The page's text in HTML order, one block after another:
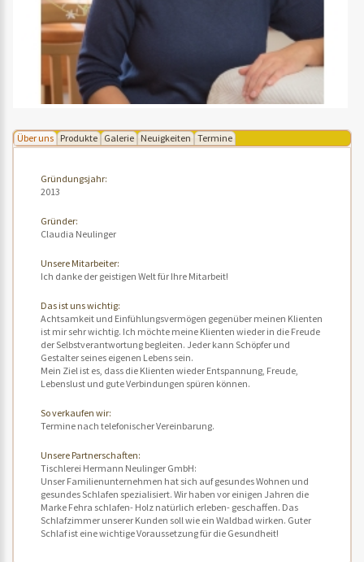
Über uns Produkte Galerie Neuigkeiten Termine
Gründungsjahr:
2013
Gründer:
Claudia Neulinger
Unsere Mitarbeiter:
Ich danke der geistigen Welt für Ihre Mitarbeit!
Das ist uns wichtig:
Achtsamkeit und Einfühlungsvermögen gegenüber meinen Klienten
ist mir sehr wichtig. Ich möchte meine Klienten wieder in die Freude
der Selbstverantwortung begleiten. Jeder kann Schöpfer und
Gestalter seines eigenen Lebens sein.
Mein Ziel ist es, dass die Klienten wieder Entspannung, Freude,
Lebenslust und gute Verbindungen spüren können.
So verkaufen wir:
Termine nach telefonischer Vereinbarung.
Unsere Partnerschaften:
Tischlerei Hermann Neulinger GmbH:
Unser Familienunternehmen hat sich auf gesundes Wohnen und
gesundes Schlafen spezialisiert. Wir haben vor einigen Jahren die
Marke Fehra schlafen- Holz natürlich erleben- geschaffen. Das
Schlafzimmer unserer Kunden soll wie ein Waldbad wirken. Guter
Schlaf ist eine wichtige Voraussetzung für die Gesundheit!